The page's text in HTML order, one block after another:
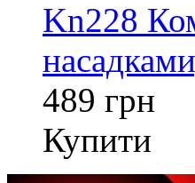
Kn228
489 грн
Купити